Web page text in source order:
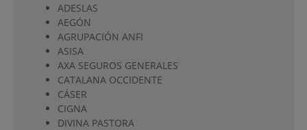
ADESLAS
AEGÓN
AGRUPACIÓN ANFI
ASISA
AXA SEGUROS GENERALES
CATALANA OCCIDENTE
CÁSER
CIGNA
DIVINA PASTORA